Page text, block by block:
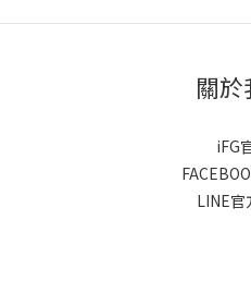
關於
iFG
LINE官